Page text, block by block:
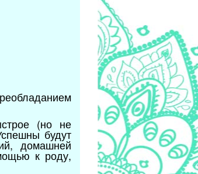
(но не
будут
домашней
к роду,